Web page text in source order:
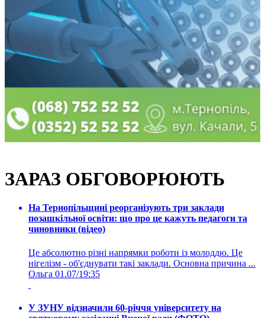
ЗАРАЗ ОБГОВОРЮЮТЬ
На Тернопільщині реорганізують три заклади
позашкільної освіти: що про це кажуть педагоги та
чиновники (відео)
Це абсолютно різні напрямки роботи із молоддю. Це
нігелізм - об'єднувати такі заклади. Основна причина ...
Ольга 01.07/19:35
У ЗУНУ відзначили 60-річчя університету на